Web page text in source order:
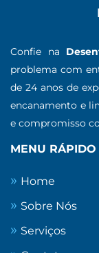
Confie na
problema com
de 24 anos de
encanamento e
e compromisso
MENU RÁPIDO
Home
Sobre Nós
Serviços